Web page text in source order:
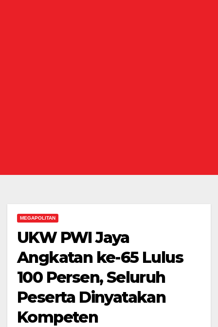
MEGAPOLITAN
UKW PWI Jaya
Angkatan ke-65 Lulus
100 Persen, Seluruh
Peserta Dinyatakan
Kompeten